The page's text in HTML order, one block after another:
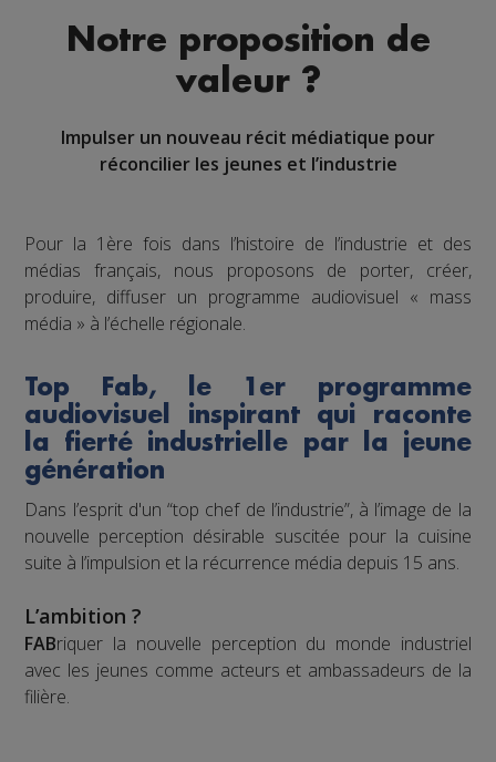
Notre proposition de
valeur ?
Impulser un nouveau récit médiatique pour
réconcilier les jeunes et l’industrie
Pour la 1ère fois dans l’histoire de l’industrie et des
médias français, nous proposons de porter, créer,
produire, diffuser un programme audiovisuel « mass
média » à l’échelle régionale.
Top Fab, le 1er programme
audiovisuel inspirant qui raconte
la fierté industrielle par la jeune
génération
Dans l’esprit d'un “top chef de l’industrie”, à l’image de la
nouvelle perception désirable suscitée pour la cuisine
suite à l’impulsion et la récurrence média depuis 15 ans.
L’ambition ?
FABriquer la nouvelle perception du monde industriel
avec les jeunes comme acteurs et ambassadeurs de la
filière.